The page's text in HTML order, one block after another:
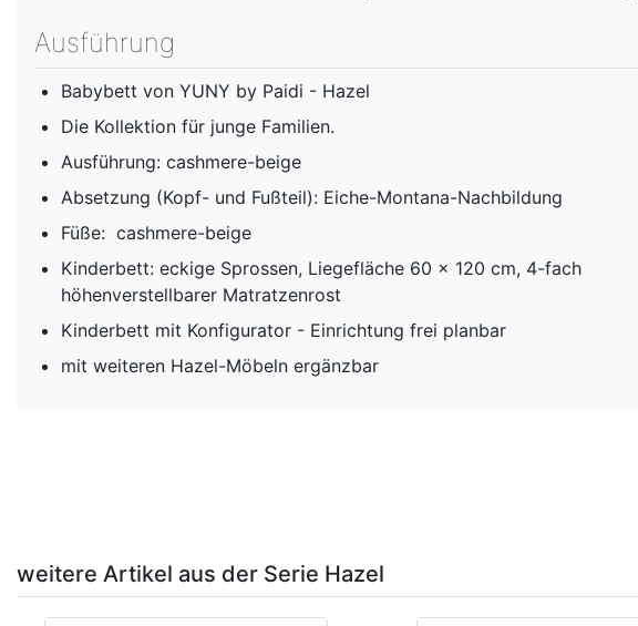
Ausführung
Babybett von YUNY by Paidi - Hazel
Die Kollektion für junge Familien.
Ausführung: cashmere-beige
Absetzung (Kopf- und Fußteil): Eiche-Montana-Nachbildung
Füße: cashmere-beige
Kinderbett: eckige Sprossen, Liegefläche 60 x 120 cm, 4-fach
höhenverstellbarer Matratzenrost
Kinderbett mit Konfigurator - Einrichtung frei planbar
mit weiteren Hazel-Möbeln ergänzbar
weitere Artikel aus der Serie Hazel